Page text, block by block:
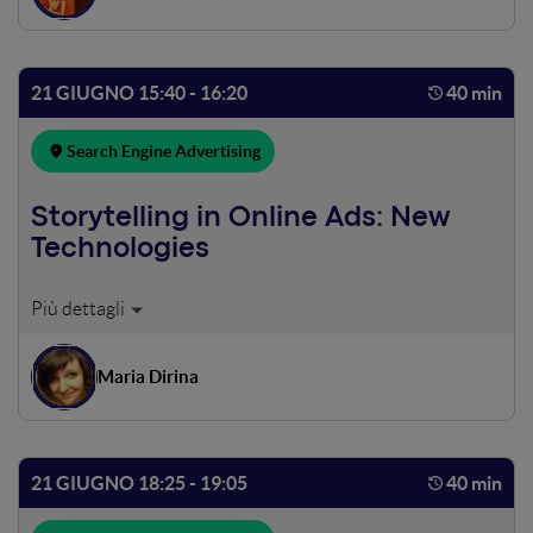
distintivi e le opportunità che ci offrono queste due
campagne Paid Search Amazon.
21 GIUGNO 15:40 - 16:20 40 min
Search Engine Advertising
Storytelling in Online Ads: New
Technologies
New age remarketing on the edge of technologies -
Focus points: - Yandex: on the edge of technologies -
Traditional targeting channels vs new age - Sequential
messaging - why and how - Future of customer
Maria Dirina
21 GIUGNO 18:25 - 19:05 40 min